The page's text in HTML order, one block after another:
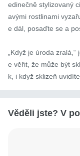
edinečně stylizovaný
avými rostlinami
e dál, posaďte se a
„Když je úroda
e věřit, že může být
k, i když sklizeň
Věděli jste? V